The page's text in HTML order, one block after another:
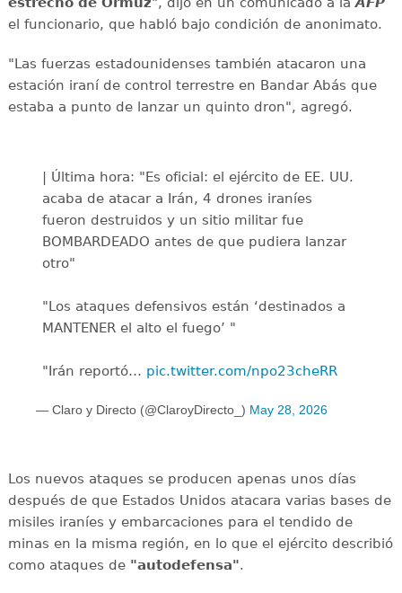
el funcionario, que habló bajo condición de anonimato.
"Las fuerzas estadounidenses también atacaron una
estación iraní de control terrestre en Bandar Abás que
estaba a punto de lanzar un quinto dron", agregó.
| Última hora: "Es oficial: el ejército de EE. UU.
acaba de atacar a Irán, 4 drones iraníes
fueron destruidos y un sitio militar fue
BOMBARDEADO antes de que pudiera lanzar
otro"
"Los ataques defensivos están ‘destinados a
MANTENER el alto el fuego’ "
"Irán reportó… pic.twitter.com/npo23cheRR
— Claro y Directo (@ClaroyDirecto_) May 28, 2026
Los nuevos ataques se producen apenas unos días
después de que Estados Unidos atacara varias bases de
misiles iraníes y embarcaciones para el tendido de
minas en la misma región, en lo que el ejército describió
como ataques de "autodefensa".